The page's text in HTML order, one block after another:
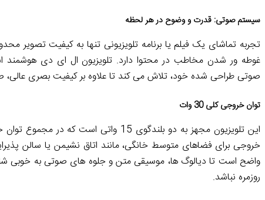
سیستم صوتی: قدرت و وضوح در هر لحظه
تجربه تماشای یک فیلم یا برنامه تلویزیونی تنها به کیفیت
صوتی طراحی شده خود، تلاش می کند تا علاوه بر کیفیت بصری عالی،
توان خروجی کلی 30 وات
خروجی برای فضاهای متوسط خانگی، مانند اتاق نشیمن یا سالن
واضح است تا دیالوگ ها، موسیقی متن و جلوه های صوتی به خوبی
روزمره نباشد.